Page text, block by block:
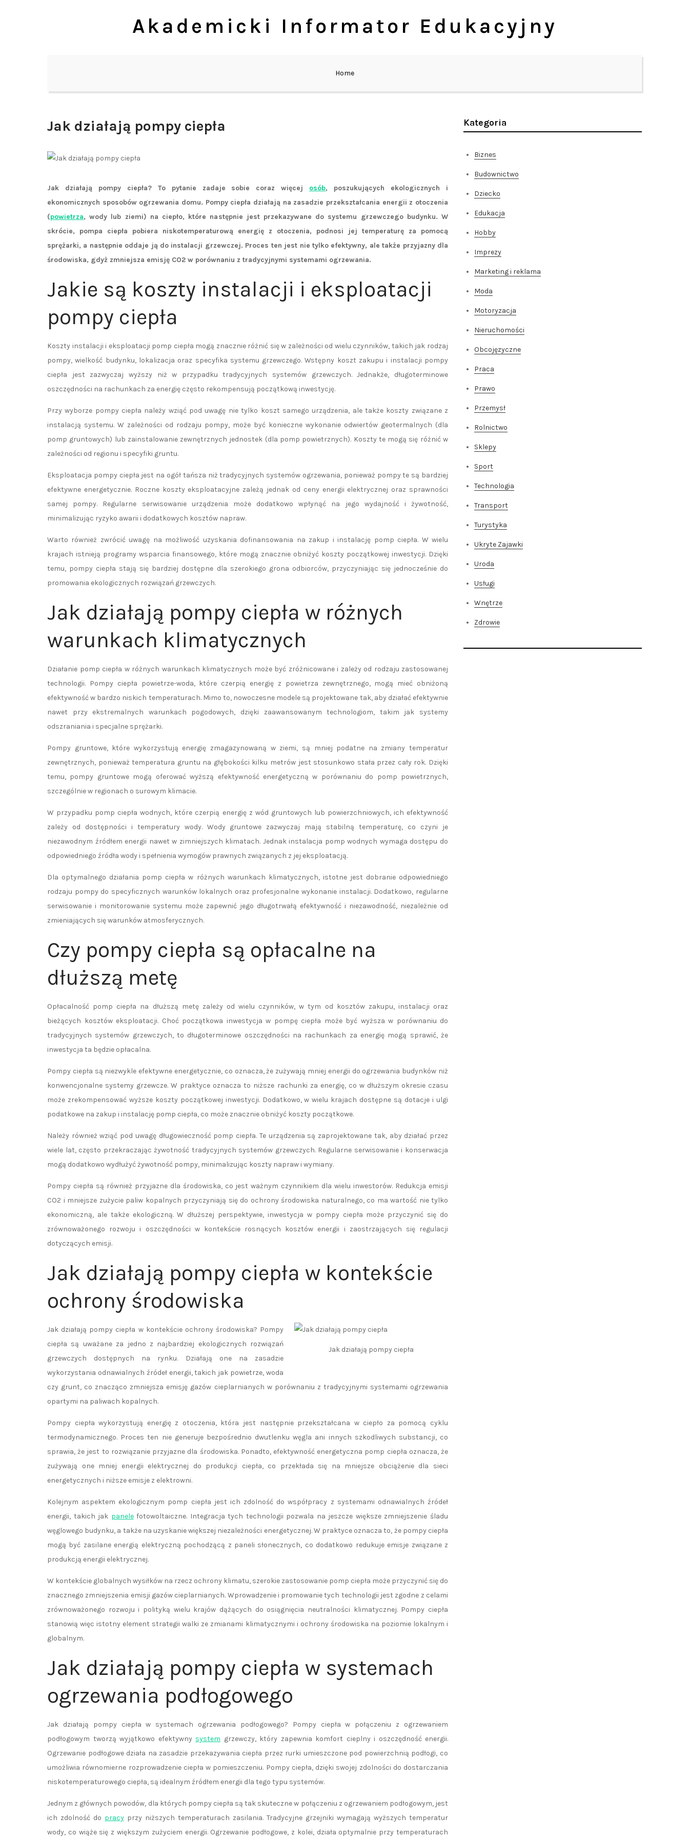
Akademicki Informator Edukacyjny
Home
Jak działają pompy ciepła
Jak działają pompy ciepła? To pytanie zadaje sobie coraz więcej osób, poszukujących ekologicznych i
ekonomicznych sposobów ogrzewania domu. Pompy ciepła działają na zasadzie przekształcania energii z otoczenia
(powietrza, wody lub ziemi) na ciepło, które następnie jest przekazywane do systemu grzewczego budynku. W
skrócie, pompa ciepła pobiera niskotemperaturową energię z otoczenia, podnosi jej temperaturę za pomocą
sprężarki, a następnie oddaje ją do instalacji grzewczej. Proces ten jest nie tylko efektywny, ale także przyjazny dla
środowiska, gdyż zmniejsza emisję CO2 w porównaniu z tradycyjnymi systemami ogrzewania.
Jakie są koszty instalacji i eksploatacji
pompy ciepła
Koszty instalacji i eksploatacji pomp ciepła mogą znacznie różnić się w zależności od wielu czynników, takich jak rodzaj
pompy, wielkość budynku, lokalizacja oraz specyfika systemu grzewczego. Wstępny koszt zakupu i instalacji pompy
ciepła jest zazwyczaj wyższy niż w przypadku tradycyjnych systemów grzewczych. Jednakże, długoterminowe
oszczędności na rachunkach za energię często rekompensują początkową inwestycję.
Przy wyborze pompy ciepła należy wziąć pod uwagę nie tylko koszt samego urządzenia, ale także koszty związane z
instalacją systemu. W zależności od rodzaju pompy, może być konieczne wykonanie odwiertów geotermalnych (dla
pomp gruntowych) lub zainstalowanie zewnętrznych jednostek (dla pomp powietrznych). Koszty te mogą się różnić w
zależności od regionu i specyfiki gruntu.
Eksploatacja pompy ciepła jest na ogół tańsza niż tradycyjnych systemów ogrzewania, ponieważ pompy te są bardziej
efektywne energetycznie. Roczne koszty eksploatacyjne zależą jednak od ceny energii elektrycznej oraz sprawności
samej pompy. Regularne serwisowanie urządzenia może dodatkowo wpłynąć na jego wydajność i żywotność,
minimalizując ryzyko awarii i dodatkowych kosztów napraw.
Warto również zwrócić uwagę na możliwość uzyskania dofinansowania na zakup i instalację pomp ciepła. W wielu
krajach istnieją programy wsparcia finansowego, które mogą znacznie obniżyć koszty początkowej inwestycji. Dzięki
temu, pompy ciepła stają się bardziej dostępne dla szerokiego grona odbiorców, przyczyniając się jednocześnie do
promowania ekologicznych rozwiązań grzewczych.
Jak działają pompy ciepła w różnych
warunkach klimatycznych
Działanie pomp ciepła w różnych warunkach klimatycznych może być zróżnicowane i zależy od rodzaju zastosowanej
technologii. Pompy ciepła powietrze-woda, które czerpią energię z powietrza zewnętrznego, mogą mieć obniżoną
efektywność w bardzo niskich temperaturach. Mimo to, nowoczesne modele są projektowane tak, aby działać efektywnie
nawet przy ekstremalnych warunkach pogodowych, dzięki zaawansowanym technologiom, takim jak systemy
odszraniania i specjalne sprężarki.
Pompy gruntowe, które wykorzystują energię zmagazynowaną w ziemi, są mniej podatne na zmiany temperatur
zewnętrznych, ponieważ temperatura gruntu na głębokości kilku metrów jest stosunkowo stała przez cały rok. Dzięki
temu, pompy gruntowe mogą oferować wyższą efektywność energetyczną w porównaniu do pomp powietrznych,
szczególnie w regionach o surowym klimacie.
W przypadku pomp ciepła wodnych, które czerpią energię z wód gruntowych lub powierzchniowych, ich efektywność
zależy od dostępności i temperatury wody. Wody gruntowe zazwyczaj mają stabilną temperaturę, co czyni je
niezawodnym źródłem energii nawet w zimniejszych klimatach. Jednak instalacja pomp wodnych wymaga dostępu do
odpowiedniego źródła wody i spełnienia wymogów prawnych związanych z jej eksploatacją.
Dla optymalnego działania pomp ciepła w różnych warunkach klimatycznych, istotne jest dobranie odpowiedniego
rodzaju pompy do specyficznych warunków lokalnych oraz profesjonalne wykonanie instalacji. Dodatkowo, regularne
serwisowanie i monitorowanie systemu może zapewnić jego długotrwałą efektywność i niezawodność, niezależnie od
zmieniających się warunków atmosferycznych.
Czy pompy ciepła są opłacalne na
dłuższą metę
Opłacalność pomp ciepła na dłuższą metę zależy od wielu czynników, w tym od kosztów zakupu, instalacji oraz
bieżących kosztów eksploatacji. Choć początkowa inwestycja w pompę ciepła może być wyższa w porównaniu do
tradycyjnych systemów grzewczych, to długoterminowe oszczędności na rachunkach za energię mogą sprawić, że
inwestycja ta będzie opłacalna.
Pompy ciepła są niezwykle efektywne energetycznie, co oznacza, że zużywają mniej energii do ogrzewania budynków niż
konwencjonalne systemy grzewcze. W praktyce oznacza to niższe rachunki za energię, co w dłuższym okresie czasu
może zrekompensować wyższe koszty początkowej inwestycji. Dodatkowo, w wielu krajach dostępne są dotacje i ulgi
podatkowe na zakup i instalację pomp ciepła, co może znacznie obniżyć koszty początkowe.
Należy również wziąć pod uwagę długowieczność pomp ciepła. Te urządzenia są zaprojektowane tak, aby działać przez
wiele lat, często przekraczając żywotność tradycyjnych systemów grzewczych. Regularne serwisowanie i konserwacja
mogą dodatkowo wydłużyć żywotność pompy, minimalizując koszty napraw i wymiany.
Pompy ciepła są również przyjazne dla środowiska, co jest ważnym czynnikiem dla wielu inwestorów. Redukcja emisji
CO2 i mniejsze zużycie paliw kopalnych przyczyniają się do ochrony środowiska naturalnego, co ma wartość nie tylko
ekonomiczną, ale także ekologiczną. W dłuższej perspektywie, inwestycja w pompy ciepła może przyczynić się do
zrównoważonego rozwoju i oszczędności w kontekście rosnących kosztów energii i zaostrzających się regulacji
dotyczących emisji.
Jak działają pompy ciepła w kontekście
ochrony środowiska
Jak działają pompy ciepła
Jak działają pompy ciepła w kontekście ochrony środowiska? Pompy
ciepła są uważane za jedno z najbardziej ekologicznych rozwiązań
grzewczych dostępnych na rynku. Działają one na zasadzie
wykorzystania odnawialnych źródeł energii, takich jak powietrze, woda
czy grunt, co znacząco zmniejsza emisję gazów cieplarnianych w porównaniu z tradycyjnymi systemami ogrzewania
opartymi na paliwach kopalnych.
Pompy ciepła wykorzystują energię z otoczenia, która jest następnie przekształcana w ciepło za pomocą cyklu
termodynamicznego. Proces ten nie generuje bezpośrednio dwutlenku węgla ani innych szkodliwych substancji, co
sprawia, że jest to rozwiązanie przyjazne dla środowiska. Ponadto, efektywność energetyczna pomp ciepła oznacza, że
zużywają one mniej energii elektrycznej do produkcji ciepła, co przekłada się na mniejsze obciążenie dla sieci
energetycznych i niższe emisje z elektrowni.
Kolejnym aspektem ekologicznym pomp ciepła jest ich zdolność do współpracy z systemami odnawialnych źródeł
energii, takich jak panelefotowoltaiczne. Integracja tych technologii pozwala na jeszcze większe zmniejszenie śladu
węglowego budynku, a także na uzyskanie większej niezależności energetycznej. W praktyce oznacza to, że pompy ciepła
mogą być zasilane energią elektryczną pochodzącą z paneli słonecznych, co dodatkowo redukuje emisje związane z
produkcją energii elektrycznej.
W kontekście globalnych wysiłków na rzecz ochrony klimatu, szerokie zastosowanie pomp ciepła może przyczynić się do
znacznego zmniejszenia emisji gazów cieplarnianych. Wprowadzenie i promowanie tych technologii jest zgodne z celami
zrównoważonego rozwoju i polityką wielu krajów dążących do osiągnięcia neutralności klimatycznej. Pompy ciepła
stanowią więc istotny element strategii walki ze zmianami klimatycznymi i ochrony środowiska na poziomie lokalnym i
globalnym.
Jak działają pompy ciepła w systemach
ogrzewania podłogowego
Jak działają pompy ciepła w systemach ogrzewania podłogowego? Pompy ciepła w połączeniu z ogrzewaniem
podłogowym tworzą wyjątkowo efektywny system grzewczy, który zapewnia komfort cieplny i oszczędność energii.
Ogrzewanie podłogowe działa na zasadzie przekazywania ciepła przez rurki umieszczone pod powierzchnią podłogi, co
umożliwia równomierne rozprowadzenie ciepła w pomieszczeniu. Pompy ciepła, dzięki swojej zdolności do dostarczania
niskotemperaturowego ciepła, są idealnym źródłem energii dla tego typu systemów.
Jednym z głównych powodów, dla których pompy ciepła są tak skuteczne w połączeniu z ogrzewaniem podłogowym, jest
ich zdolność do pracy przy niższych temperaturach zasilania. Tradycyjne grzejniki wymagają wyższych temperatur
wody, co wiąże się z większym zużyciem energii. Ogrzewanie podłogowe, z kolei, działa optymalnie przy temperaturach
Kategoria
Biznes
Budownictwo
Dziecko
Edukacja
Hobby
Imprezy
Marketing i reklama
Moda
Motoryzacja
Nieruchomości
Obcojęzyczne
Praca
Prawo
Przemysł
Rolnictwo
Sklepy
Sport
Technologia
Transport
Turystyka
Ukryte Zajawki
Uroda
Usługi
Wnętrze
Zdrowie